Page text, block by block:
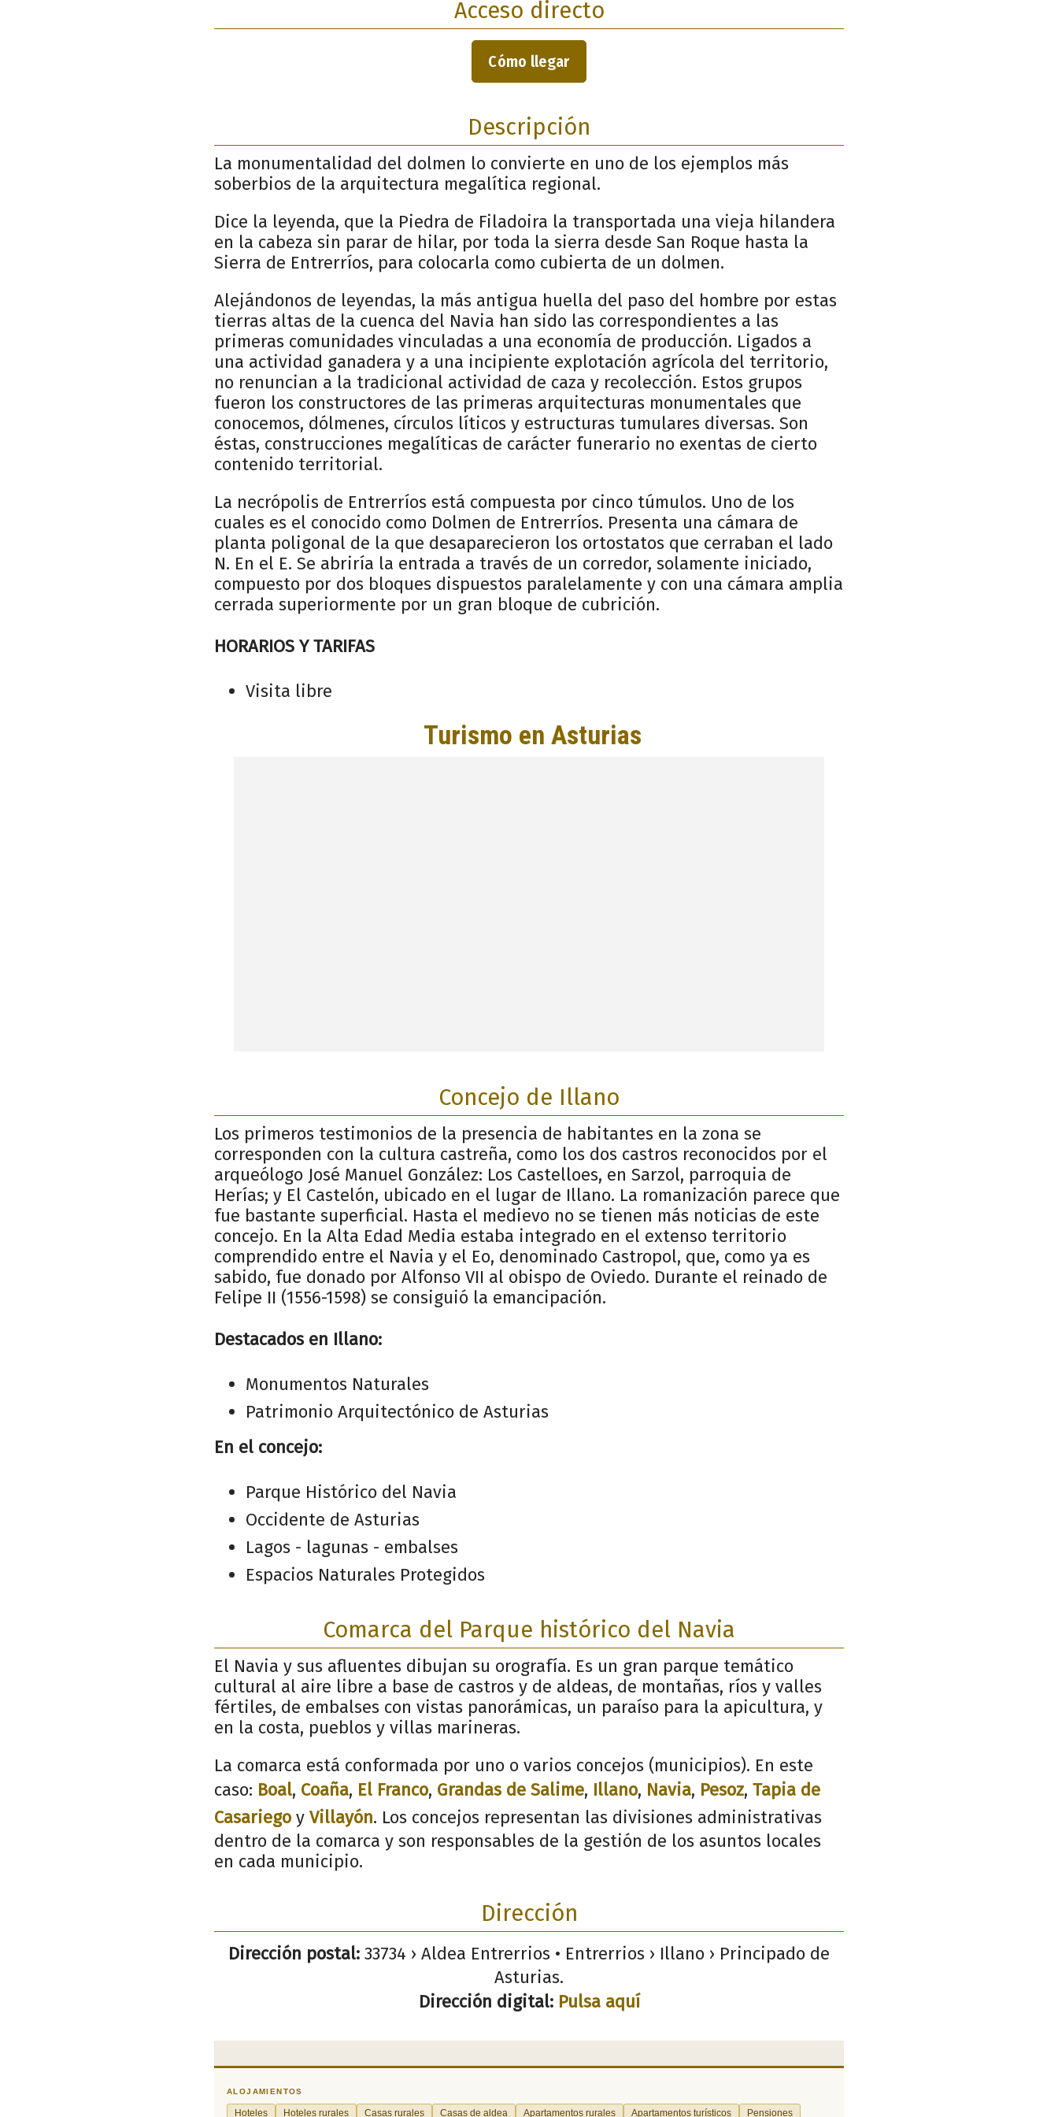
Acceso directo
Cómo llegar
Descripción
La monumentalidad del dolmen lo convierte en uno de los ejemplos más
soberbios de la arquitectura megalítica regional.
Dice la leyenda, que la Piedra de Filadoira la transportada una vieja hilandera
en la cabeza sin parar de hilar, por toda la sierra desde San Roque hasta la
Sierra de Entrerríos, para colocarla como cubierta de un dolmen.
Alejándonos de leyendas, la más antigua huella del paso del hombre por estas
tierras altas de la cuenca del Navia han sido las correspondientes a las
primeras comunidades vinculadas a una economía de producción. Ligados a
una actividad ganadera y a una incipiente explotación agrícola del territorio,
no renuncian a la tradicional actividad de caza y recolección. Estos grupos
fueron los constructores de las primeras arquitecturas monumentales que
conocemos, dólmenes, círculos líticos y estructuras tumulares diversas. Son
éstas, construcciones megalíticas de carácter funerario no exentas de cierto
contenido territorial.
La necrópolis de Entrerríos está compuesta por cinco túmulos. Uno de los
cuales es el conocido como Dolmen de Entrerríos. Presenta una cámara de
planta poligonal de la que desaparecieron los ortostatos que cerraban el lado
N. En el E. Se abriría la entrada a través de un corredor, solamente iniciado,
compuesto por dos bloques dispuestos paralelamente y con una cámara amplia
cerrada superiormente por un gran bloque de cubrición.
HORARIOS Y TARIFAS
Visita libre
Concejo de Illano
Los primeros testimonios de la presencia de habitantes en la zona se
corresponden con la cultura castreña, como los dos castros reconocidos por el
arqueólogo José Manuel González: Los Castelloes, en Sarzol, parroquia de
Herías; y El Castelón, ubicado en el lugar de Illano. La romanización parece que
fue bastante superficial. Hasta el medievo no se tienen más noticias de este
concejo. En la Alta Edad Media estaba integrado en el extenso territorio
comprendido entre el Navia y el Eo, denominado Castropol, que, como ya es
sabido, fue donado por Alfonso VII al obispo de Oviedo. Durante el reinado de
Felipe II (1556-1598) se consiguió la emancipación.
Destacados en Illano:
Monumentos Naturales
Patrimonio Arquitectónico de Asturias
En el concejo:
Parque Histórico del Navia
Occidente de Asturias
Lagos - lagunas - embalses
Espacios Naturales Protegidos
Comarca del Parque histórico del Navia
El Navia y sus afluentes dibujan su orografía. Es un gran parque temático
cultural al aire libre a base de castros y de aldeas, de montañas, ríos y valles
fértiles, de embalses con vistas panorámicas, un paraíso para la apicultura, y
en la costa, pueblos y villas marineras.
La comarca está conformada por uno o varios concejos (municipios). En este
caso: Boal, Coaña, El Franco, Grandas de Salime, Illano, Navia, Pesoz, Tapia de
Casariego y Villayón. Los concejos representan las divisiones administrativas
dentro de la comarca y son responsables de la gestión de los asuntos locales
en cada municipio.
Dirección
Dirección postal: 33734 › Aldea Entrerrios • Entrerrios › Illano › Principado de
Asturias.
Dirección digital: Pulsa aquí